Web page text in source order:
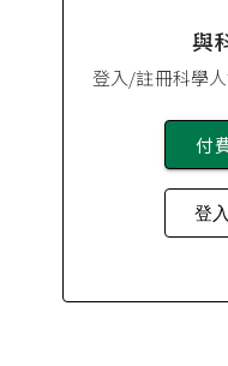
與
登入/註冊科學
付
登